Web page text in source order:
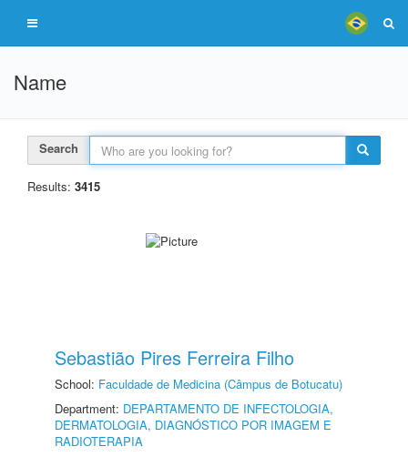
Name
Search
Results: 3415
Sebastião Pires Ferreira Filho
School: Faculdade de Medicina (Câmpus de Botucatu)
Department: DEPARTAMENTO DE INFECTOLOGIA,
DERMATOLOGIA, DIAGNÓSTICO POR IMAGEM E
RADIOTERAPIA